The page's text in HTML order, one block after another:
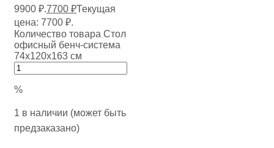
9900 ₽.7700 ₽Текущая
цена: 7700 ₽.
Количество товара Стол
офисный бенч-система
74х120х163 см
%
1 в наличии (может быть
предзаказано)